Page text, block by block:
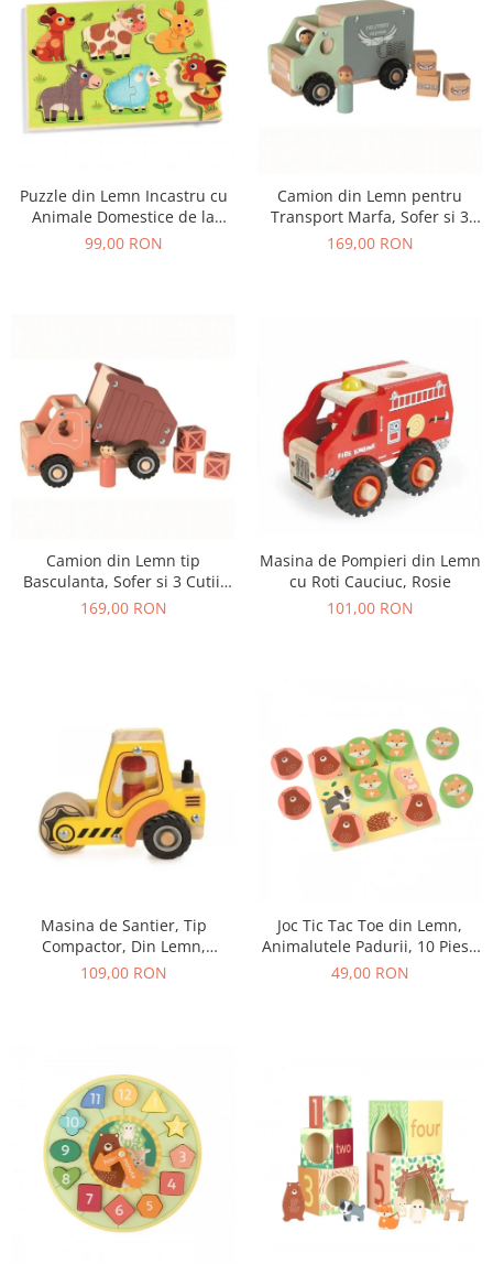
Puzzle din Lemn Incastru cu
Animale Domestice de la
Ferma, 12 Piese
99,00 RON
Camion din Lemn pentru
Transport Marfa, Sofer si 3
Colete, 18+ Luni
169,00 RON
Camion din Lemn tip
Basculanta, Sofer si 3 Cutii,
18+ Luni
169,00 RON
Masina de Pompieri din Lemn
cu Roti Cauciuc, Rosie
101,00 RON
Masina de Santier, Tip
Compactor, Din Lemn,
Galbena
109,00 RON
Joc Tic Tac Toe din Lemn,
Animalutele Padurii, 10 Piese
in Punga Textila
49,00 RON